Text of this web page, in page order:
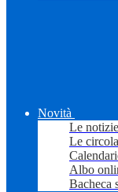
Novità
Le notizie
Le
Albo
Bacheca